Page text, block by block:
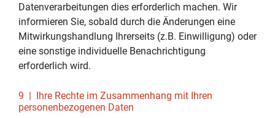
Datenverarbeitungen dies erforderlich machen. Wir
informieren Sie, sobald durch die Änderungen eine
Mitwirkungshandlung Ihrerseits (z.B. Einwilligung) oder
eine sonstige individuelle Benachrichtigung
erforderlich wird.
9 | Ihre Rechte im Zusammenhang mit Ihren
personenbezogenen Daten